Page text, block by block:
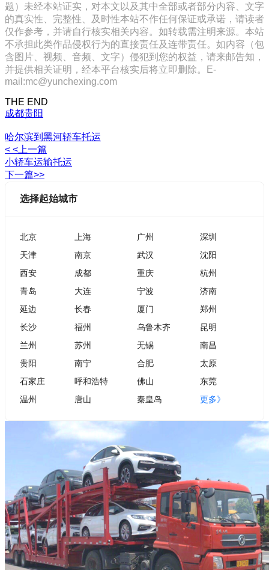
题）未经本站证实，对本文以及其中全部或者部分内容、文字
的真实性、完整性、及时性本站不作任何保证或承诺，请读者
仅作参考，并请自行核实相关内容。如转载需注明来源。本站
不承担此类作品侵权行为的直接责任及连带责任。如内容（包
含图片、视频、音频、文字）侵犯到您的权益，请来邮告知，
并提供相关证明，经本平台核实后将立即删除。E-
mail:mc@yunchexing.com
THE END
成都贵阳
哈尔滨到黑河轿车托运
< <上一篇
小轿车运输托运
下一篇>>
选择起始城市
北京 上海 广州
深圳
天津
南京 武汉
沈阳
西安
成都 重庆
杭州
青岛
大连 宁波
济南
延边
长春 厦门
郑州
长沙
福州 乌鲁木齐
昆明
兰州
苏州 无锡
南昌
贵阳
南宁 合肥
太原
石家庄
呼和浩特 佛山
东莞
温州
唐山 秦皇岛 更多》